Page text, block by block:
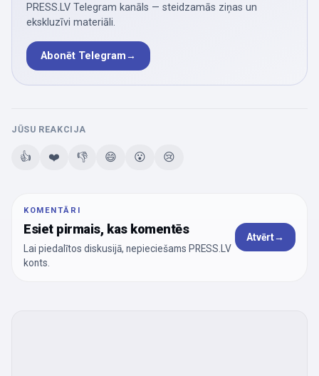
PRESS.LV Telegram kanāls — steidzamās ziņas un
ekskluzīvi materiāli.
Abonēt Telegram→
JŪSU REAKCIJA
👍 ❤️ 👎 😄 😮 😢
KOMENTĀRI
Esiet pirmais, kas komentēs
Lai piedalītos diskusijā, nepieciešams PRESS.LV
konts.
Atvērt→